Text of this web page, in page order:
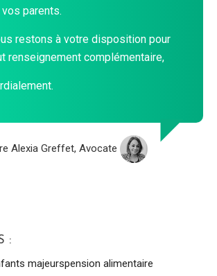
parents.
restons à votre disposition pour
renseignement complémentaire,
Alexia Greffet, Avocate
:
majeurspension alimentaire